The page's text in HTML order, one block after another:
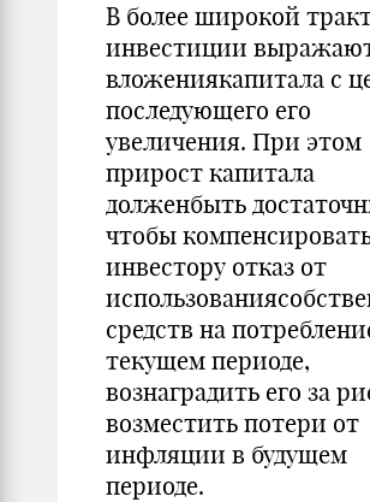
В более широкой
инвестиции
вложениякапитала с
последующего его
увеличения. При этом
прирост капитала
долженбыть
чтобы
инвестору отказ от
средств на
текущем периоде,
вознаградить его за
возместить потери от
инфляции в будущем
периоде.